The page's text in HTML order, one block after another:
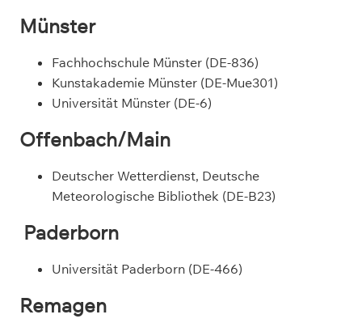
Münster
Fachhochschule Münster (DE-836)
Kunstakademie Münster (DE-Mue301)
Universität Münster (DE-6)
Offenbach/Main
Deutscher Wetterdienst, Deutsche
Meteorologische Bibliothek (DE-B23)
Paderborn
Universität Paderborn (DE-466)
Remagen